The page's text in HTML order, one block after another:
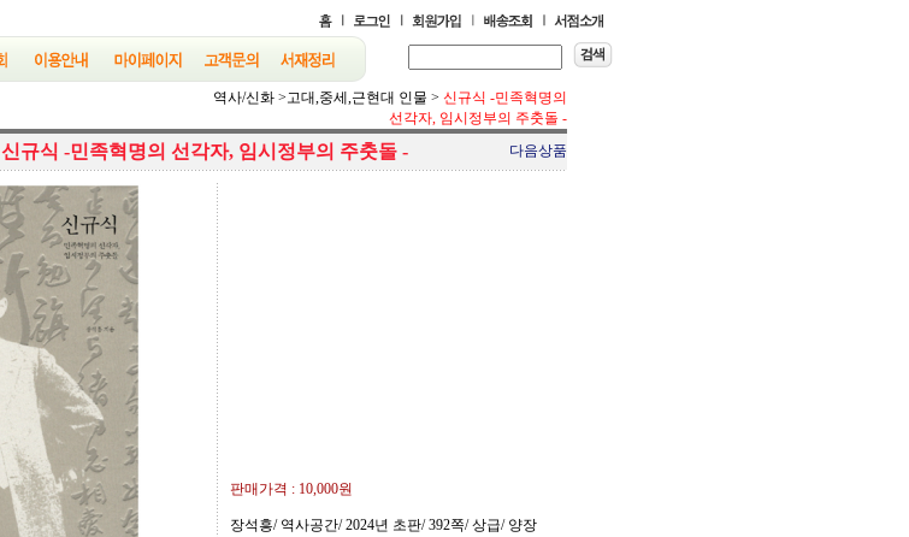
역사/신화 >고대,중세,근현대 인물 > 신규식 -민족혁명의
선각자, 임시정부의 주춧돌 -
신규식 -민족혁명의 선각자, 임시정부의 주춧돌 - 다음상품
판매가격 : 10,000원
장석흥/ 역사공간/ 2024년 초판/ 392쪽/ 상급/ 양장